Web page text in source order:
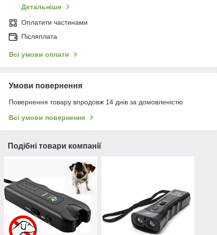
Детальніше
Оплатити частинами
Післяплата
Всі умови оплати
Умови повернення
Повернення товару впродовж 14 днів за домовленістю
Всі умови повернення
Подібні товари компанії